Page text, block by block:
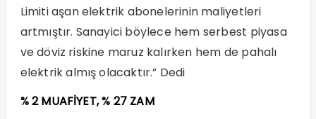
Limiti aşan elektrik abonelerinin maliyetleri
artmıştır. Sanayici böylece hem serbest piyasa
ve döviz riskine maruz kalırken hem de pahalı
elektrik almış olacaktır.” Dedi
% 2 MUAFİYET, % 27 ZAM